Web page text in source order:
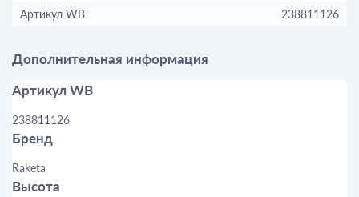
Артикул WB 238811126
Дополнительная информация
Артикул WB
238811126
Бренд
Raketa
Высота